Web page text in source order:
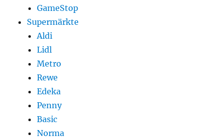
GameStop
Supermärkte
Aldi
Lidl
Metro
Rewe
Edeka
Penny
Basic
Norma